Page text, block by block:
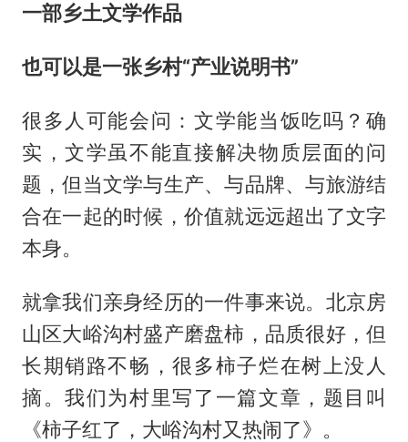
一部乡土文学作品
也可以是一张乡村“产业说明书”
很多人可能会问：文学能当饭吃吗？确
实，文学虽不能直接解决物质层面的问
题，但当文学与生产、与品牌、与旅游结
合在一起的时候，价值就远远超出了文字
本身。
就拿我们亲身经历的一件事来说。北京房
山区大峪沟村盛产磨盘柿，品质很好，但
长期销路不畅，很多柿子烂在树上没人
摘。我们为村里写了一篇文章，题目叫
《柿子红了，大峪沟村又热闹了》。